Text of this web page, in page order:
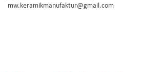
mw.keramikmanufaktur@gmail.com